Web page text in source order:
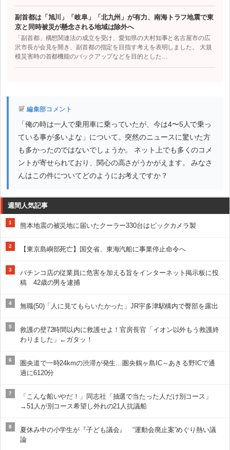
副首都は「旭川」「岐阜」「北九州」が有力、南海トラフ地震で東
京と同時被災が懸念される地域は除外へ
「副首都」構想関連法の成立を受け、愛知県の大村知事と名古屋市の広
沢市長が会見を開き、副首都の指定を目指す考えを表明しました。 大規
模災害時の首都機能のバックアップなどを目的とした…
編集部コメント
「俺の時は一人で乗用車に乗っていたが、今は4〜5人で乗っ
ている事が多いよな」について。突然のニュースに驚いた方
も多かったのではないでしょうか。 ネット上でも多くのコメ
ントが寄せられており、関心の高さがうかがえます。 みなさ
んはこの件についてどのようにお考えですか？
週間人気記事
1 熊本地震の被災地に届いたクーラー330台はビックカメラ製
2 【東京島嶼部死亡】国交省、東海汽船に事業停止命令へ
3
パチンコ店の従業員に危害を加える旨をインターネット掲示板に投
稿 42歳の男を逮捕
4 無職(50)「人に見てもらいたかった」JR宇多津駅構内で臀部を露出
5
救護の壁72時間以内に救護せよ！官房長官「イオン以外もう救護終
わりました」←ガタッ！
6
圏央道で一時24kmの渋滞が発生…圏央鶴ヶ島IC～あきる野ICで通
過に6120分
7
「こんな船いやだ！」同志社「抽選で当たった人だけ別コース」
→51人が別コース希望し外れの21人抗議船
8
夏休み中の小学生が『子ども議会』 “運動会廃止案”めぐり熱い議
論